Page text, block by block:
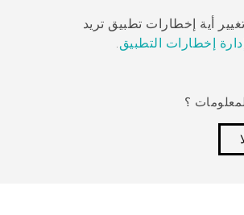
أية إخطارات تطبيق تريد
إخطارات التطبيق
؟